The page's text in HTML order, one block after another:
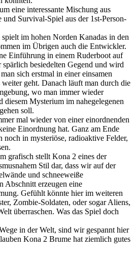
eine interessante Mischung aus
Survival-Spiel aus der 1st-Person-
im hohen Norden Kanadas in den
im Übrigen auch die Entwickler.
Einführung in einem Ruderboot auf
spärlich besiedelten Gegend und wird
sich erstmal in einer einsamen
geht. Danach läuft man durch die
wo man immer wieder
diesem Mysterium im nahegelegenen
soll.
mal wieder von einer einordnenden
Einordnung hat. Ganz am Ende
noch in mysteriöse, radioaktive Felder,
grafisch stellt Kona 2 eines der
Stil dar, dass wir auf der
und schneeweiße
Abschnitt erzeugen eine
Gefühlt könnte hier im weiteren
Zombie-Soldaten, oder sogar Aliens,
überraschen. Was das Spiel doch
in der Welt, sind wir gespannt hier
Kona 2 Brume hat ziemlich gutes